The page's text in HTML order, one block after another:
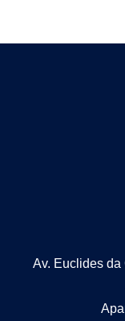
Av. Euclides da